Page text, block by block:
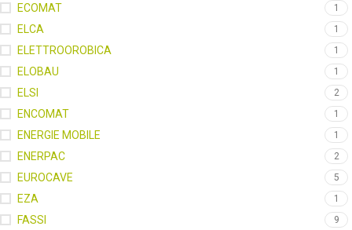
ECOMAT 1
ELCA 1
ELETTROOROBICA 1
ELOBAU 1
ELSI 2
ENCOMAT 1
ENERGIE MOBILE 1
ENERPAC 2
EUROCAVE 5
EZA 1
FASSI 9